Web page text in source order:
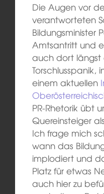
Die Augen vor
verantworteten
Bildungsminister
Amtsantritt und
auch dort
Torschlusspanik,
einem aktuellen
PR-Rhetorik übt
Quereinsteiger
Ich frage mich
wann das
implodiert und
Platz für etwas
auch hier zu